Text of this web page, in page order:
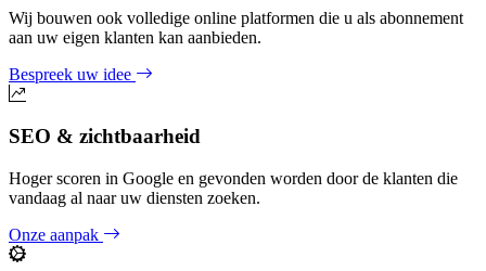
Wij bouwen ook volledige online platformen die u als abonnement
aan uw eigen klanten kan aanbieden.
Bespreek uw idee
SEO & zichtbaarheid
Hoger scoren in Google en gevonden worden door de klanten die
vandaag al naar uw diensten zoeken.
Onze aanpak